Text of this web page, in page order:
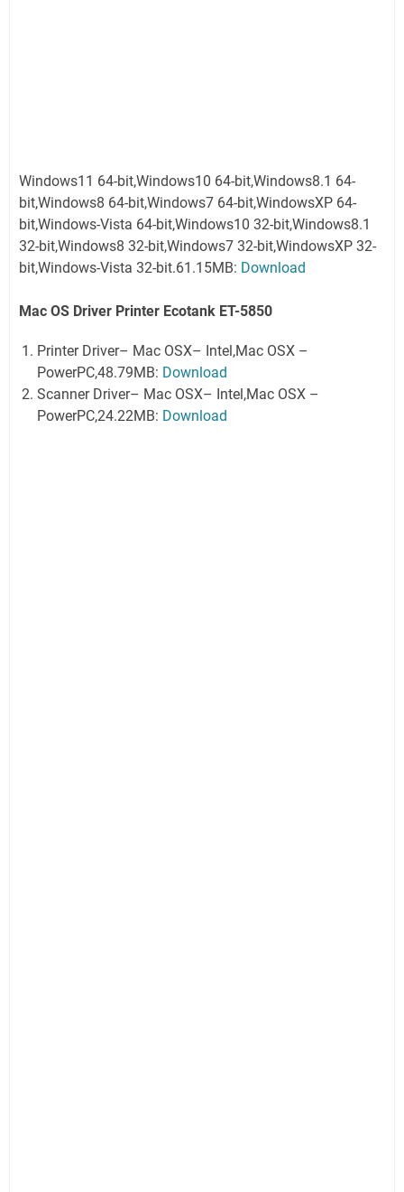
Windows11 64-bit,Windows10 64-bit,Windows8.1 64-
bit,Windows8 64-bit,Windows7 64-bit,WindowsXP 64-
bit,Windows-Vista 64-bit,Windows10 32-bit,Windows8.1
32-bit,Windows8 32-bit,Windows7 32-bit,WindowsXP 32-
bit,Windows-Vista 32-bit.61.15MB: Download
Mac OS Driver Printer Ecotank ET-5850
Printer Driver– Mac OSX– Intel,Mac OSX –
PowerPC,48.79MB: Download
Scanner Driver– Mac OSX– Intel,Mac OSX –
PowerPC,24.22MB: Download